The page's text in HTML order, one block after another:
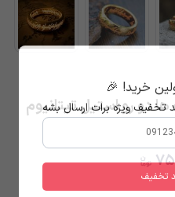
دو رو استیل تیتانیوم
خرید! 🎉
تخفیف ویژه برات ارسال بشه
تخفیف